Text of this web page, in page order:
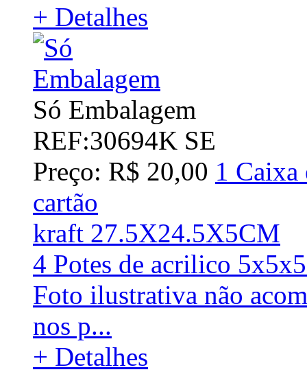
+ Detalhes
Só Embalagem
REF:30694K SE
Preço: R$ 20,00 1 Caixa
cartão
kraft 27.5X24.5X5CM
4 Potes de acrilico
Foto ilustrativa não
nos p...
+ Detalhes